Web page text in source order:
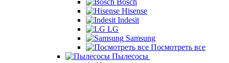
Bosch
Hisense
Indesit
LG
Samsung
Посмотреть все
Пылесосы